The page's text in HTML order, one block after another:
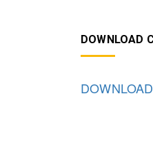
DOWNLOAD